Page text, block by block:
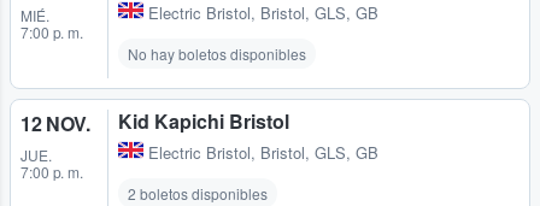
MIÉ.
7:00 p. m.
Electric Bristol, Bristol, GLS, GB
No hay boletos disponibles
12 NOV.
JUE.
7:00 p. m.
Kid Kapichi Bristol
Electric Bristol, Bristol, GLS, GB
2 boletos disponibles